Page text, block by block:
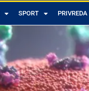
SPORT PRIVREDA